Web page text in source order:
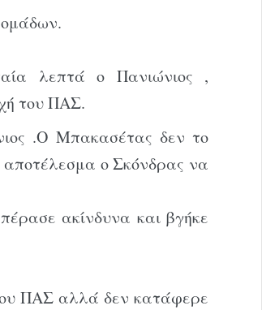
λεπτά ο Πανιώνιος ,
του ΠΑΣ.
.Ο Μπακασέτας δεν το
αποτέλεσμα ο Σκόνδρας να
ακίνδυνα και βγήκε
ΠΑΣ αλλά δεν κατάφερε